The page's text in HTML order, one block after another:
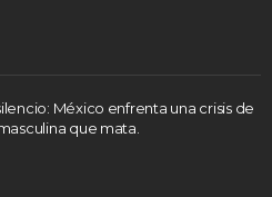
México enfrenta una crisis de
que mata.